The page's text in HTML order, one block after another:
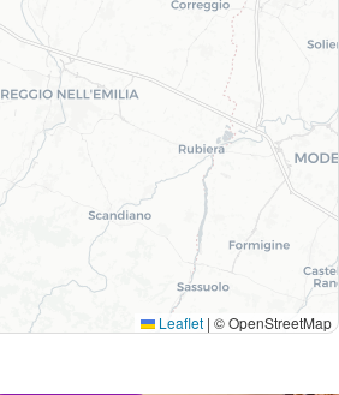
Leaflet | © OpenStreetMap